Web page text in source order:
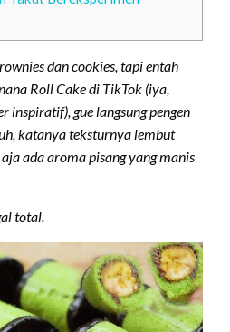
dan cookies, tapi entah
Roll Cake di TikTok (iya,
inspiratif), gue langsung pengen
katanya teksturnya lembut
ada aroma pisang yang manis
total.